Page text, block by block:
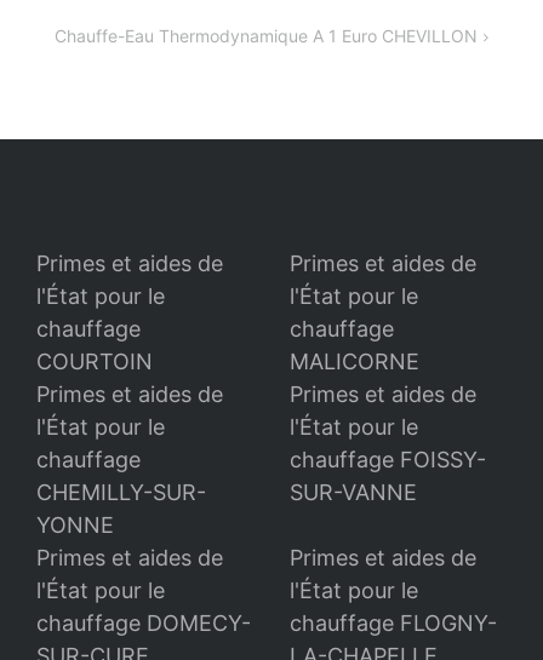
l’article
Chauffe-Eau Thermodynamique A 1 Euro CHEVILLON
Primes et aides de
l'État pour le
chauffage
COURTOIN
Primes et aides de
l'État pour le
chauffage
MALICORNE
Primes et aides de
l'État pour le
chauffage
CHEMILLY-SUR-
YONNE
Primes et aides de
l'État pour le
chauffage FOISSY-
SUR-VANNE
Primes et aides de
l'État pour le
chauffage DOMECY-
Primes et aides de
l'État pour le
chauffage FLOGNY-